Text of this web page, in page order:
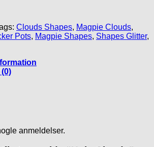
Clouds Shapes, Magpie Clouds,
Pots, Magpie Shapes, Shapes Glitter,
anmeldelser.